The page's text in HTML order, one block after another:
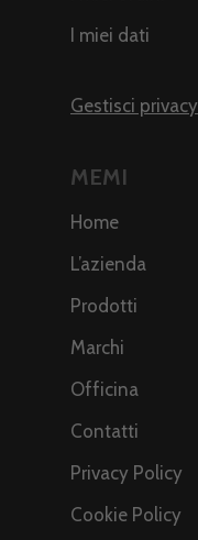
I miei dati
Gestisci privacy
MEMI
Home
L’azienda
Prodotti
Marchi
Officina
Contatti
Privacy Policy
Cookie Policy